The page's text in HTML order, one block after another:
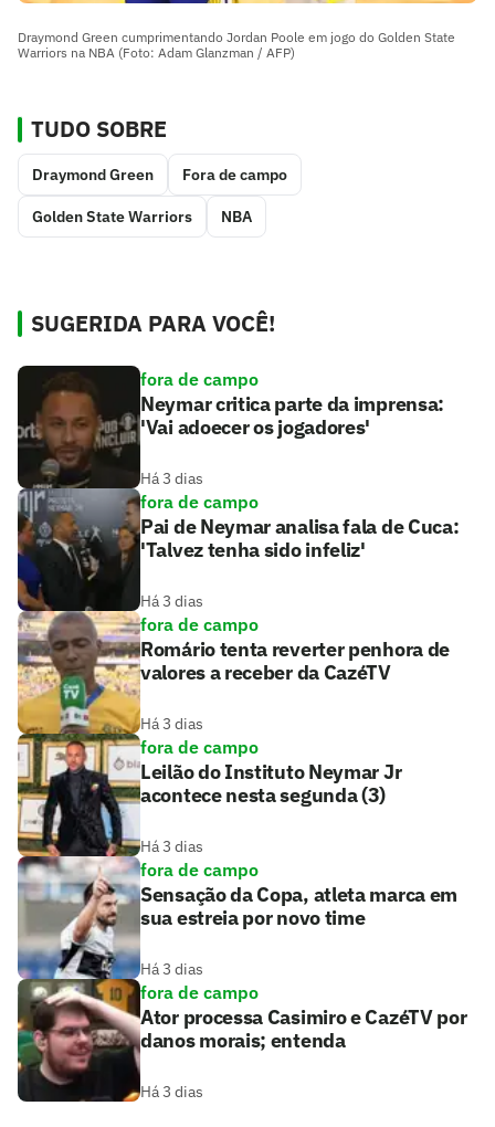
Draymond Green cumprimentando Jordan Poole em jogo do Golden State
Warriors na NBA (Foto: Adam Glanzman / AFP)
TUDO SOBRE
Draymond Green Fora de campo
Golden State Warriors NBA
SUGERIDA PARA VOCÊ!
fora de campo
Neymar critica parte da imprensa:
'Vai adoecer os jogadores'
Há 3 dias
fora de campo
Pai de Neymar analisa fala de Cuca:
'Talvez tenha sido infeliz'
Há 3 dias
fora de campo
Romário tenta reverter penhora de
valores a receber da CazéTV
Há 3 dias
fora de campo
Leilão do Instituto Neymar Jr
acontece nesta segunda (3)
Há 3 dias
fora de campo
Sensação da Copa, atleta marca em
sua estreia por novo time
Há 3 dias
fora de campo
Ator processa Casimiro e CazéTV por
danos morais; entenda
Há 3 dias